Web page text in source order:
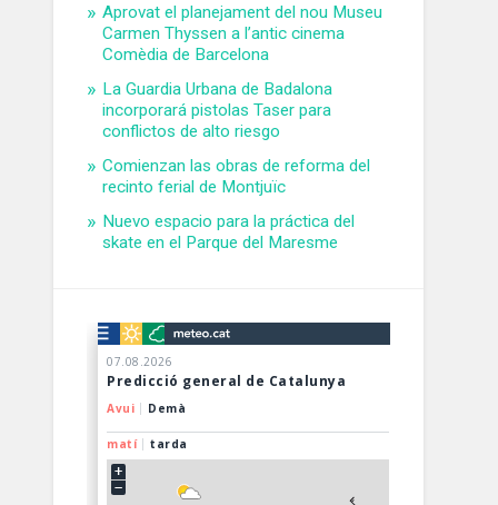
Aprovat el planejament del nou Museu
Carmen Thyssen a l’antic cinema
Comèdia de Barcelona
La Guardia Urbana de Badalona
incorporará pistolas Taser para
conflictos de alto riesgo
Comienzan las obras de reforma del
recinto ferial de Montjuïc
Nuevo espacio para la práctica del
skate en el Parque del Maresme